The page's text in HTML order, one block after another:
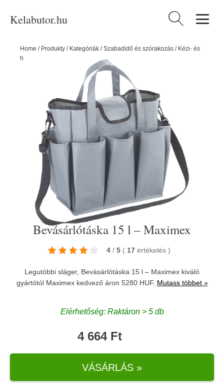
Kelabutor.hu Keresés:
Home / Produkty / Kategóriák /Szabadidő és szórakozás / Kézi- és
hátitáskák
Bevásárlótáska 15 l – Maximex
Bevásárlótáska 15 l – Maximex
4 / 5 ( 17 értékelés )
Legutóbbi sláger, Bevásárlótáska 15 l – Maximex kiváló
gyártótól Maximexkedvező áron 5280 HUF. Mutass többet »
Elérhetőség: Raktáron > 5 db
4 664 Ft
VÁSÁRLÁS »